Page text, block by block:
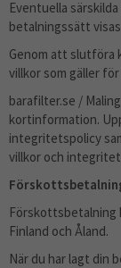
Eventuella
betalningssätt
Genom att slutföra
villkor som gäller
barafilter.se /
kortinformation.
integritetspolicy
villkor och
Förskottsbetalning
Finland och Åland.
När du har lagt din